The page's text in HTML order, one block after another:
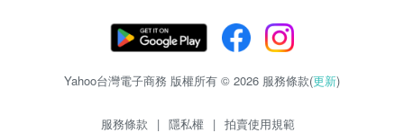
Yahoo台灣電子商務 版權所有 © 2026 服務條款(更新)
服務條款 | 隱私權 | 拍賣使用規範